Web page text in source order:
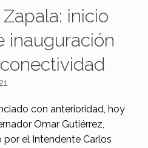
inicio
inauguración
con anterioridad, hoy
Omar Gutiérrez,
el Intendente Carlos